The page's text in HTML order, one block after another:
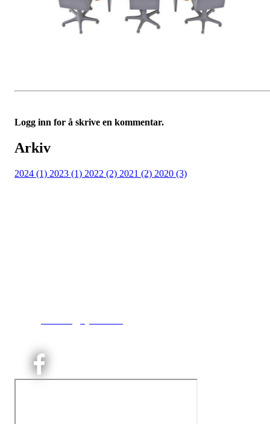
Logg inn for å skrive en kommentar.
Arkiv
2024 (1) 2023 (1) 2022 (2) 2021 (2) 2020 (3)